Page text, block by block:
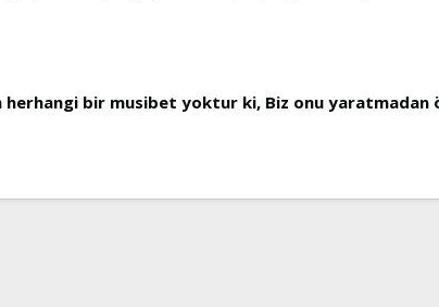
bir musibet yoktur ki, Biz onu yaratmadan